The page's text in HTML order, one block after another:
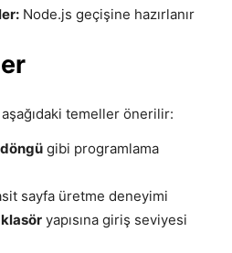
Node.js geçişine hazırlanır
temeller önerilir:
gibi programlama
sayfa üretme deneyimi
yapısına giriş seviyesi